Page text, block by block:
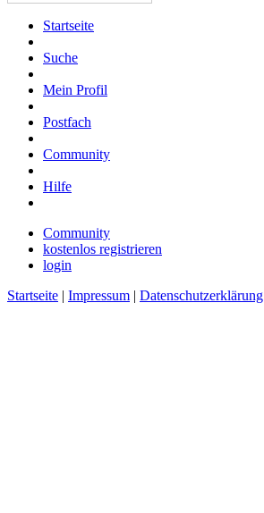
Startseite
Suche
Mein Profil
Postfach
Community
Hilfe
Community
kostenlos registrieren
login
Startseite | Impressum | Datenschutzerklärung